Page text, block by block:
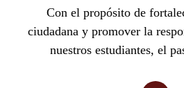
Con el propósito de
ciudadana y promover la
nuestros estudiantes, el